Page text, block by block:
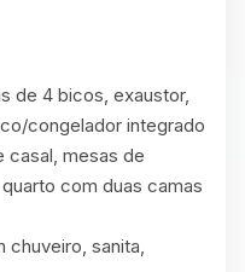
de 4 bicos, exaustor,
congelador integrado
casal, mesas de
com duas camas
chuveiro, sanita,